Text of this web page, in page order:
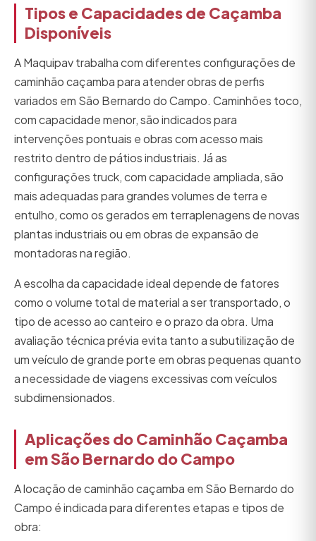
Tipos e Capacidades de Caçamba
Disponíveis
A Maquipav trabalha com diferentes configurações de
caminhão caçamba para atender obras de perfis
variados em São Bernardo do Campo. Caminhões toco,
com capacidade menor, são indicados para
intervenções pontuais e obras com acesso mais
restrito dentro de pátios industriais. Já as
configurações truck, com capacidade ampliada, são
mais adequadas para grandes volumes de terra e
entulho, como os gerados em terraplenagens de novas
plantas industriais ou em obras de expansão de
montadoras na região.
A escolha da capacidade ideal depende de fatores
como o volume total de material a ser transportado, o
tipo de acesso ao canteiro e o prazo da obra. Uma
avaliação técnica prévia evita tanto a subutilização de
um veículo de grande porte em obras pequenas quanto
a necessidade de viagens excessivas com veículos
subdimensionados.
Aplicações do Caminhão Caçamba
em São Bernardo do Campo
A locação de caminhão caçamba em São Bernardo do
Campo é indicada para diferentes etapas e tipos de
obra: